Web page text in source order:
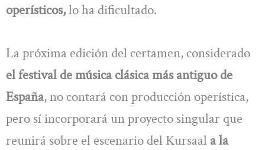
operísticos,lo ha dificultado.
La próxima edición del certamen, considerado
el festival de música clásica más antiguo de
España, no contará con producción operística,
pero sí incorporará un proyecto singular que
reunirá sobre el escenario del Kursaal a la